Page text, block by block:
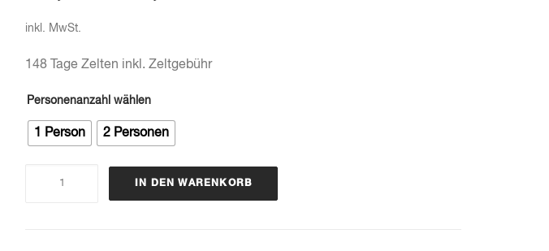
inkl. MwSt.
148 Tage Zelten inkl. Zeltgebühr
Personenanzahl wählen
1 Person 2 Personen
IN DEN WARENKORB